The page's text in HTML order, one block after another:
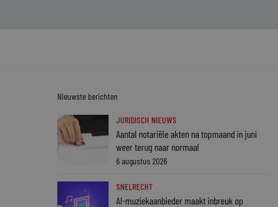
Nieuwste berichten
JURIDISCH NIEUWS
Aantal notariële akten na topmaand in juni
weer terug naar normaal
6 augustus 2026
SNELRECHT
AI-muziekaanbieder maakt inbreuk op